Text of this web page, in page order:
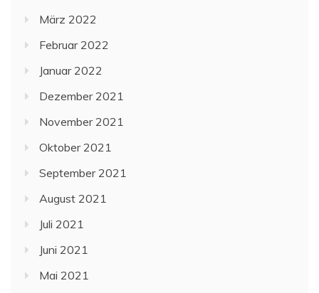
März 2022
Februar 2022
Januar 2022
Dezember 2021
November 2021
Oktober 2021
September 2021
August 2021
Juli 2021
Juni 2021
Mai 2021